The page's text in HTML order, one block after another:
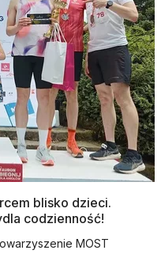
blisko dzieci.
codzienność!
MOST